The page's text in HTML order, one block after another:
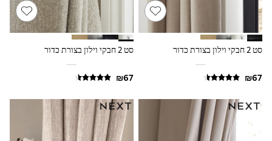
Sweatshirts & Hoodies
Swimwear
T-Shirts
Tracksuits
100% Cotton Clothing
Tops & T-Shirts
Shorts
Rash Vests
Sun Safe Swimwear
Sun Hats & Caps
Shop All Footwear
סט 2 חבקי וילון בצורת כדור סט 2 חבקי וילון בצורת כדור